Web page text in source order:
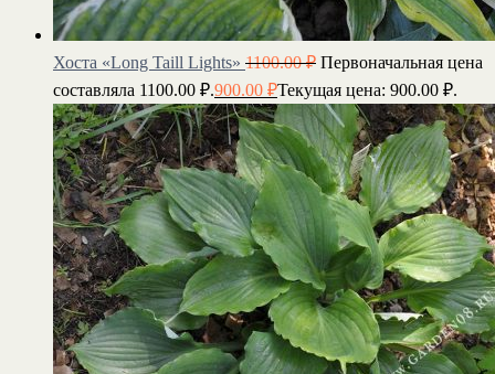
Хоста «Long Taill Lights» 1100.00₽ Первоначальная цена
составляла 1100.00 ₽.900.00 ₽Текущая цена: 900.00 ₽.